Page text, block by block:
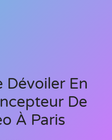
Dévoiler En
De
À Paris